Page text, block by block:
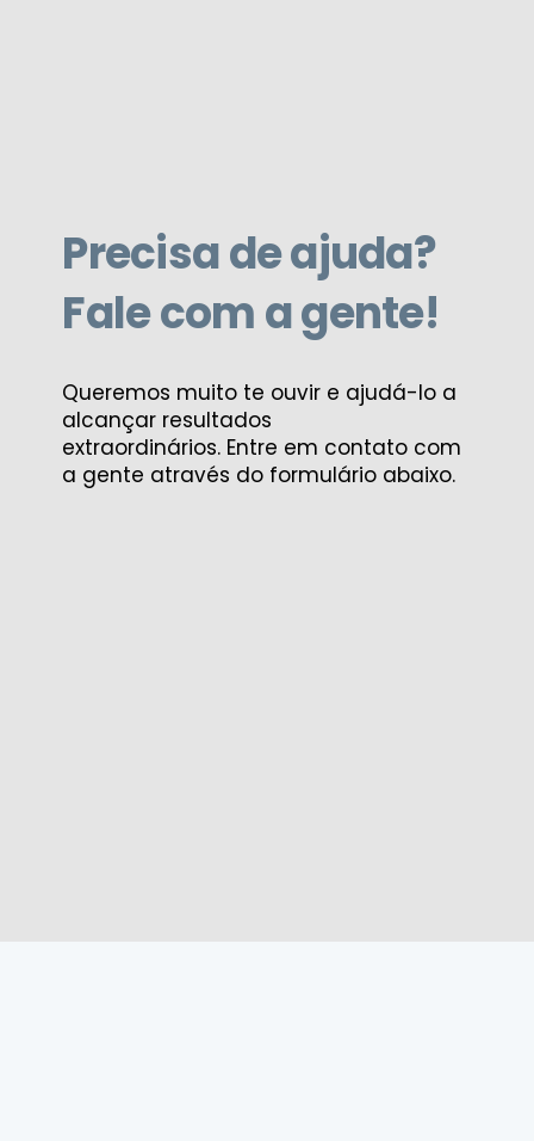
Precisa de ajuda?
Fale com a gente!
Queremos muito te ouvir e ajudá-lo a
alcançar resultados
extraordinários. Entre em contato com
a gente através do formulário abaixo.